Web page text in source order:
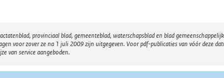
provinciaal blad, gemeenteblad, waterschapsblad en blad
voor zover ze na 1 juli 2009 zijn uitgegeven. Voor pdf-publicaties van vóór deze
van service aangeboden.